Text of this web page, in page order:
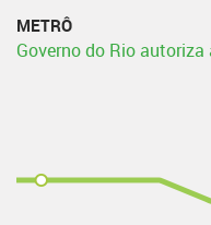
METRÔ
Governo do Rio